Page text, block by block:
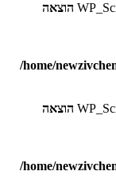
הוצאה
/home/
הוצאה
/home/